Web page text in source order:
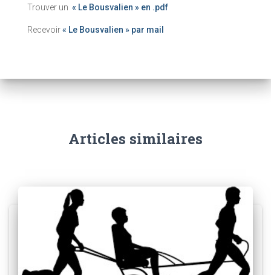
Trouver un « Le Bousvalien » en .pdf
Recevoir« Le Bousvalien » par mail
Articles similaires